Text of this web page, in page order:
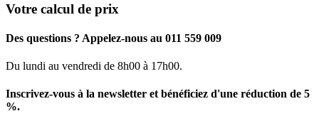
Votre calcul de prix
Des questions ? Appelez-nous au 011 559 009
Du lundi au vendredi de 8h00 à 17h00.
Inscrivez-vous à la newsletter et bénéficiez d'une réduction de 5
%.